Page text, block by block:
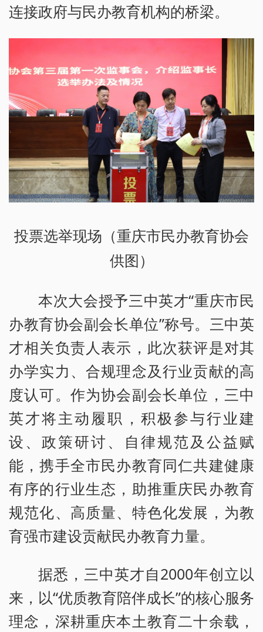
连接政府与民办教育机构的桥梁。
投票选举现场（重庆市民办教育协会
供图）
本次大会授予三中英才“重庆市民
办教育协会副会长单位”称号。三中英
才相关负责人表示，此次获评是对其
办学实力、合规理念及行业贡献的高
度认可。作为协会副会长单位，三中
英才将主动履职，积极参与行业建
设、政策研讨、自律规范及公益赋
能，携手全市民办教育同仁共建健康
有序的行业生态，助推重庆民办教育
规范化、高质量、特色化发展，为教
育强市建设贡献民办教育力量。
据悉，三中英才自2000年创立以
来，以“优质教育陪伴成长”的核心服务
理念，深耕重庆本土教育二十余载，